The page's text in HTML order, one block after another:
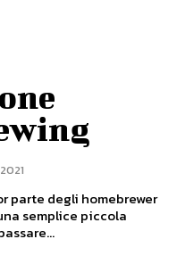
parte degli homebrewer
semplice piccola